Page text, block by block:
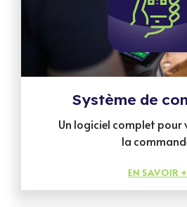
Système de
Un logiciel complet pour
la
EN SAVOIR +